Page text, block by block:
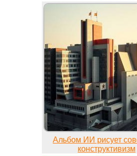
Альбом ИИ рисует
конструктивизм